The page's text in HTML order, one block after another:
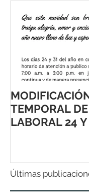
TEMPORAL
LABORAL 24 Y
Últimas